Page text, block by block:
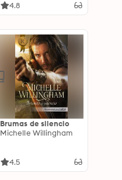
4.8
Brumas de silencio
Michelle Willingham
4.5